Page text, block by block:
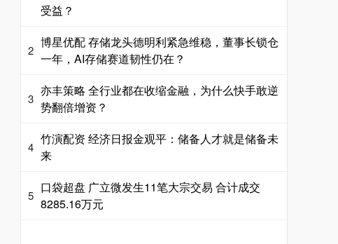
受益？
2
博星优配 存储龙头德明利紧急维稳，董事长锁仓
一年，AI存储赛道韧性仍在？
3
亦丰策略 全行业都在收缩金融，为什么快手敢逆
势翻倍增资？
4
竹演配资 经济日报金观平：储备人才就是储备未
来
5
口袋超盘 广立微发生11笔大宗交易 合计成交
8285.16万元